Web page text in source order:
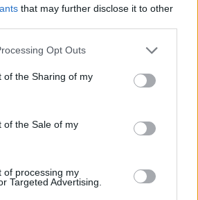
that may further disclose it to other
Opt Outs
of the Sharing of my
of the Sale of my
of processing my
Targeted Advertising.